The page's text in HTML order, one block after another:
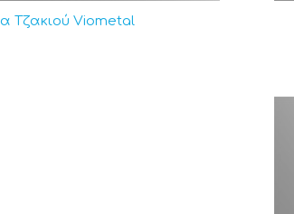
Tζακιού Viometal